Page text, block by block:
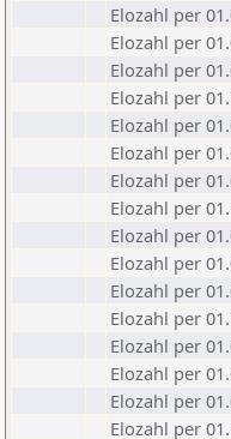
Elozahl per
Elozahl per
Elozahl per
Elozahl per
Elozahl per
Elozahl per
Elozahl per
Elozahl per
Elozahl per
Elozahl per
Elozahl per
Elozahl per
Elozahl per
Elozahl per
Elozahl per
Elozahl per